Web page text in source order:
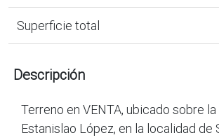
Superficie total
Descripción
Terreno en VENTA, ubicado sobre
Estanislao López, en la localidad de